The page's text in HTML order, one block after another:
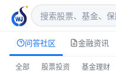
问答社区 金融资讯
全部 股票投资 基金理财